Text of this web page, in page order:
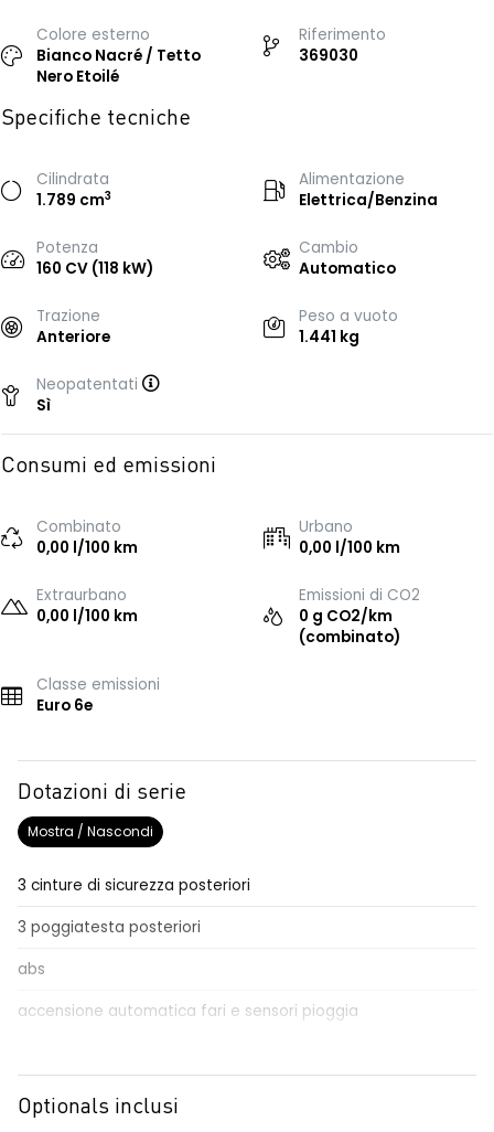
Colore esterno
Bianco Nacré / Tetto
Nero Etoilé
Riferimento
369030
Specifiche tecniche
Cilindrata
1.789 cm3
Alimentazione
Elettrica/Benzina
Potenza
160 CV (118 kW)
Cambio
Automatico
Trazione
Anteriore
Peso a vuoto
1.441 kg
Neopatentati
Sì
Consumi ed emissioni
Combinato
0,00 l/100 km
Urbano
0,00 l/100 km
Extraurbano
0,00 l/100 km
Emissioni di CO2
0 g CO2/km
(combinato)
Classe emissioni
Euro 6e
Dotazioni di serie
Mostra / Nascondi
3 cinture di sicurezza posteriori
3 poggiatesta posteriori
abs
accensione automatica fari e sensori pioggia
airbag frontale conducente e passeggero
Optionals inclusi